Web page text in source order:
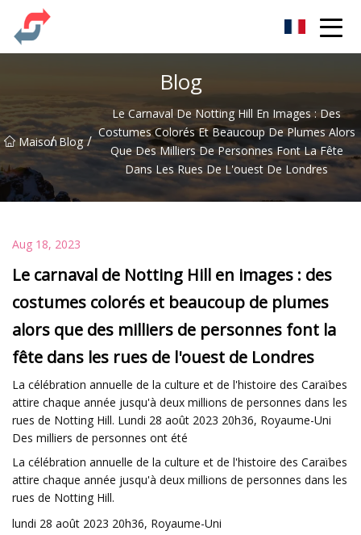
Blog
Maison
/ Blog /
Le Carnaval De Notting Hill En Images : Des
Costumes Colorés Et Beaucoup De Plumes Alors
Que Des Milliers De Personnes Font La Fête
Dans Les Rues De L'ouest De Londres
Aug 18, 2023
Le carnaval de Notting Hill en images : des
costumes colorés et beaucoup de plumes
alors que des milliers de personnes font la
fête dans les rues de l'ouest de Londres
La célébration annuelle de la culture et de l'histoire des Caraïbes
attire chaque année jusqu'à deux millions de personnes dans les
rues de Notting Hill. Lundi 28 août 2023 20h36, Royaume-Uni
Des milliers de personnes ont été
La célébration annuelle de la culture et de l'histoire des Caraïbes
attire chaque année jusqu'à deux millions de personnes dans les
rues de Notting Hill.
lundi 28 août 2023 20h36, Royaume-Uni